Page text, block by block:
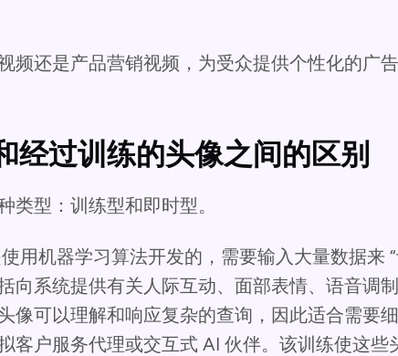
频还是产品营销视频，为受众提供个性化的广
经过训练的头像之间的区别
类型：训练型和即时型。
用机器学习算法开发的，需要输入大量数据来
向系统提供有关人际互动、面部表情、语音调
像可以理解和响应复杂的查询，因此适合需要
客户服务代理或交互式 AI 伙伴。该训练使这些